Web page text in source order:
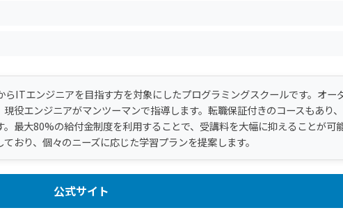
ITエンジニアを目指す方を対象にしたプログラミングスクールです。オー
役エンジニアがマンツーマンで指導します。転職保証付きのコースもあり、
最大80%の給付金制度を利用することで、受講料を大幅に抑えることが可
おり、個々のニーズに応じた学習プランを提案します。
公式サイト